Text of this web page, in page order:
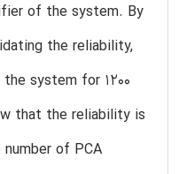
of the system. By
the reliability,
system for 1200
that the reliability is
of PCA